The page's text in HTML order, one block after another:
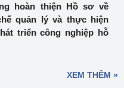
hoàn thiện Hồ sơ về
quản lý và thực hiện
triển công nghiệp hỗ
XEM THÊM »